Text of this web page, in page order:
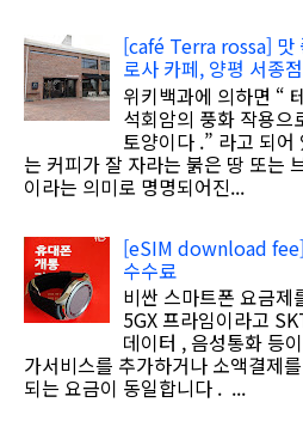
[café Terra rossa] 맛
로사 카페, 양평 서종점
위키백과에 의하면 “
석회암의 풍화 작용으
토양이다 .” 라고 되
는 커피가 잘 자라는 붉은 땅 또는
이라는 의미로 명명되어진...
[eSIM download
수수료
비싼 스마트폰 요금제
5GX 프라임이라고
데이터 , 음성통화 등
가서비스를 추가하거나 소액결제
되는 요금이 동일합니다 . ...